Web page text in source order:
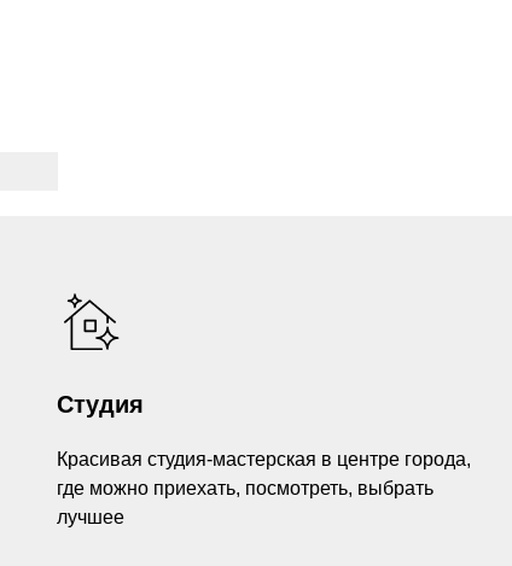
Студия
Красивая студия-мастерская в центре города,
где можно приехать, посмотреть, выбрать
лучшее